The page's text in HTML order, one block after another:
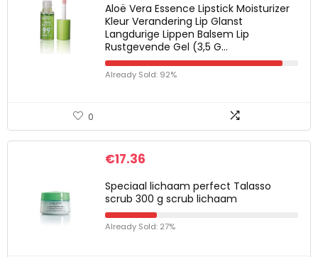
Aloë Vera Essence Lipstick Moisturizer
Kleur Verandering Lip Glanst
Langdurige Lippen Balsem Lip
Rustgevende Gel (3,5 G…
Already Sold: 92%
0
€17.36
Speciaal lichaam perfect Talasso
scrub 300 g scrub lichaam
Already Sold: 27%